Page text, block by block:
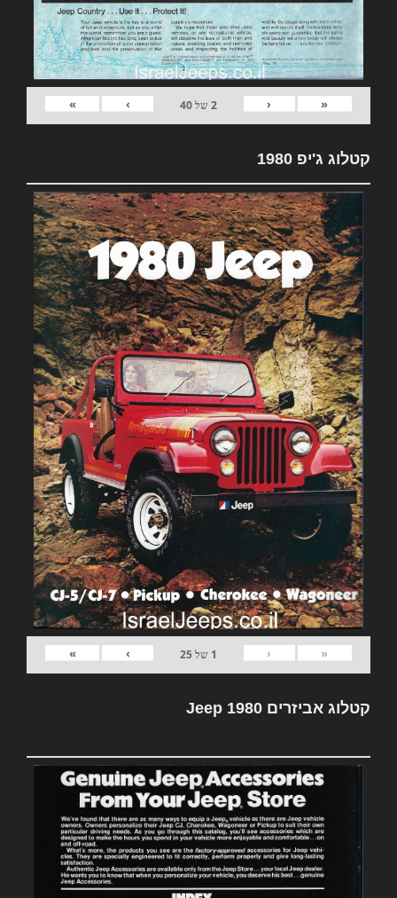
«
‹
2של40
›
»
קטלוג ג'יפ 1980
«
‹
1 של25
›
»
קטלוג אביזרים Jeep 1980